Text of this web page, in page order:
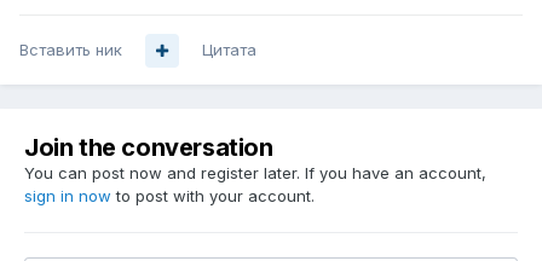
Вставить ник Цитата
Join the conversation
You can post now and register later. If you have an account,
sign in now to post with your account.